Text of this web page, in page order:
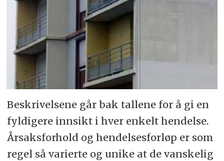
Beskrivelsene går bak tallene for å gi en
fyldigere innsikt i hver enkelt hendelse.
Årsaksforhold og hendelsesforløp er som
regel så varierte og unike at de vanskelig